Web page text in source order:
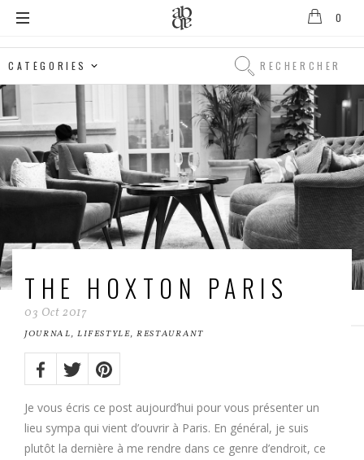
D'Anthenay
0
Rechercher
Rechercher
THE HOXTON PARIS
03 Oct 2017
JOURNAL, LIFESTYLE,RESTAURANT
Share
on:Facebook
TwitterPinterest
Je vous écris ce post aujourd’hui pour vous présenter un
lieu sympa qui vient d’ouvrir à Paris. En général, je suis
plutôt la dernière à me rendre dans ce genre d’endroit, ce